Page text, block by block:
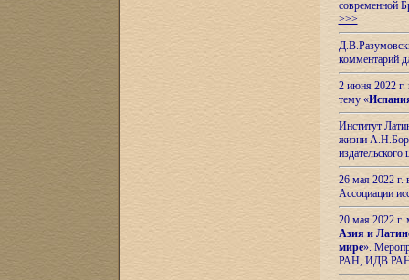
современной
>>>
комментарий
2 июня 2022 г.
тему «
Институт
жизни
26 мая 2022
Ассоциации
20 мая 2022
Азия и
мире».
РАН, ИДВ